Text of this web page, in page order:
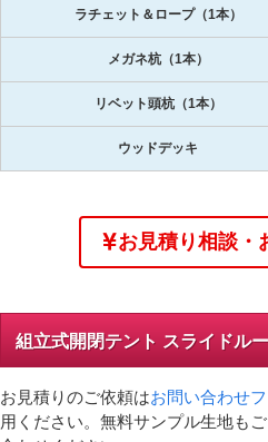
ラチェット＆ロープ（1本）
メガネ杭（1本）
リベット頭杭（1本）
ウッドデッキ
お見積り相談・
組立式開閉テント スライドル
お見積りのご依頼はお問い合わせ
用ください。無料サンプル生地も